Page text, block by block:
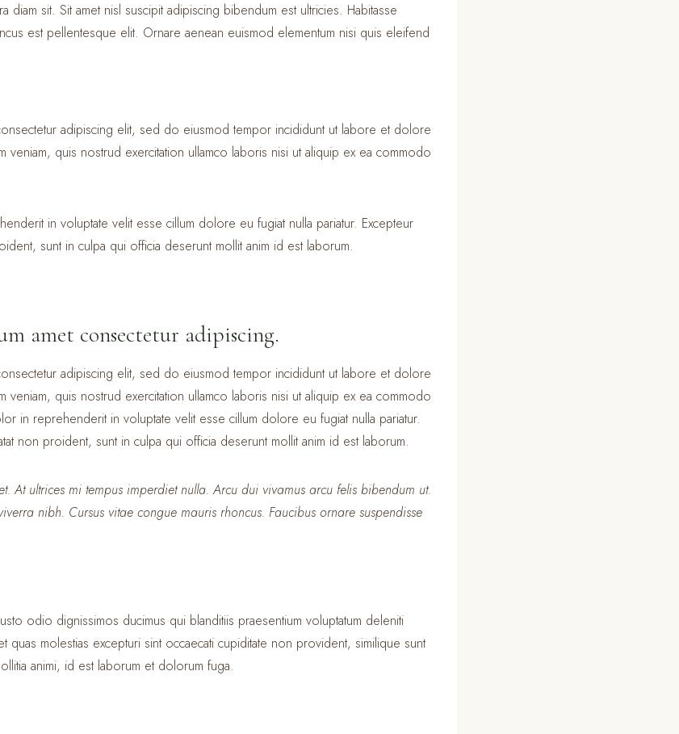
diam sit. Sit amet nisl suscipit adipiscing bibendum est ultricies. Habitasse
est pellentesque elit. Ornare aenean euismod elementum nisi quis eleifend
adipiscing elit, sed do eiusmod tempor incididunt ut labore et dolore
veniam, quis nostrud exercitation ullamco laboris nisi ut aliquip ex ea commodo
in voluptate velit esse cillum dolore eu fugiat nulla pariatur. Excepteur
sunt in culpa qui officia deserunt mollit anim id est laborum.
amet consectetur adipiscing.
adipiscing elit, sed do eiusmod tempor incididunt ut labore et dolore
veniam, quis nostrud exercitation ullamco laboris nisi ut aliquip ex ea commodo
in reprehenderit in voluptate velit esse cillum dolore eu fugiat nulla pariatur.
non proident, sunt in culpa qui officia deserunt mollit anim id est laborum.
At ultrices mi tempus imperdiet nulla. Arcu dui vivamus arcu felis bibendum ut.
nibh. Cursus vitae congue mauris rhoncus. Faucibus ornare suspendisse
odio dignissimos ducimus qui blanditiis praesentium voluptatum deleniti
molestias excepturi sint occaecati cupiditate non provident, similique sunt
animi, id est laborum et dolorum fuga.